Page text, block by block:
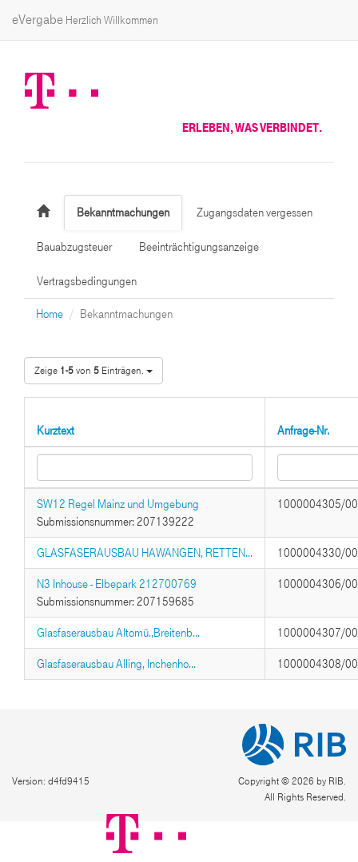
eVergabe Herzlich Willkommen
ERLEBEN, WAS VERBINDET.
Bekanntmachungen Zugangsdaten vergessen
Bauabzugsteuer Beeinträchtigungsanzeige
Vertragsbedingungen
Home Bekanntmachungen
Zeige 1-5von 5 Einträgen.
Kurztext Anfrage-Nr.
SW12 Regel Mainz und Umgebung
Submissionsnummer: 207139222
1000004305/
GLASFASERAUSBAU HAWANGEN, RETTEN... 1000004330/
N3 Inhouse - Elbepark 212700769
Submissionsnummer: 207159685
1000004306/
Glasfaserausbau Altomü.,Breitenb... 1000004307/
Glasfaserausbau Alling, Inchenho... 1000004308/
Version: d4fd9415
Copyright © 2026 by RIB.
All Rights Reserved.